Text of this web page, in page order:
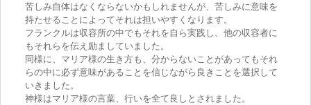
苦しみ自体はなくならないかもしれませんが、苦しみに意味を
持たせることによってそれは担いやすくなります。
フランクルは収容所の中でもそれを自ら実践し、他の収容者に
もそれらを伝え励ましていました。
同様に、マリア様の生き方も、分からないことがあってもそれ
らの中に必ず意味があることを信じながら良きことを選択して
いきました。
神様はマリア様の言葉、行いを全て良しとされました。